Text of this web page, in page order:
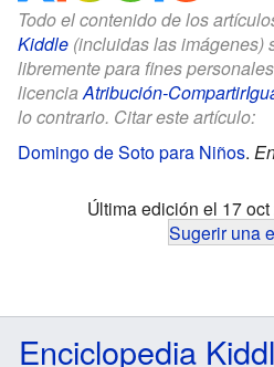
Todo el contenido de los
Kiddle (incluidas las imágenes)
libremente para fines
licenciaAtribución-
lo contrario. Citar este artículo:
Domingo de Soto para Niños.
Última edición el 17
Sugerir una
Enciclopedia